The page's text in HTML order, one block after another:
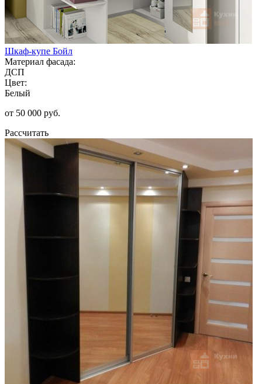
Шкаф-купе Бойл
Материал фасада:
ДСП
Цвет:
Белый
от 50 000 руб.
Рассчитать